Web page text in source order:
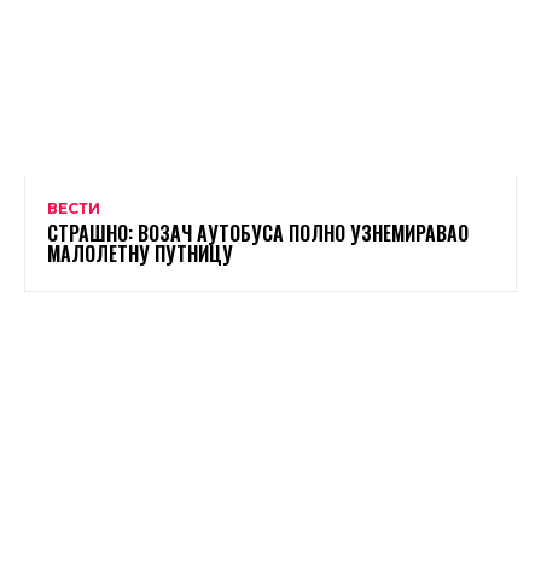
ВЕСТИ
СТРАШНО: ВОЗАЧ АУТОБУСА ПОЛНО УЗНЕМИРАВАО
МАЛОЛЕТНУ ПУТНИЦУ